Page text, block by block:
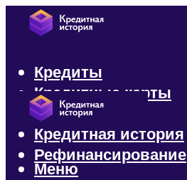
Кредиты
Кредитные карты
Микрозаймы
Кредитная история
Рефинансирование
Меню